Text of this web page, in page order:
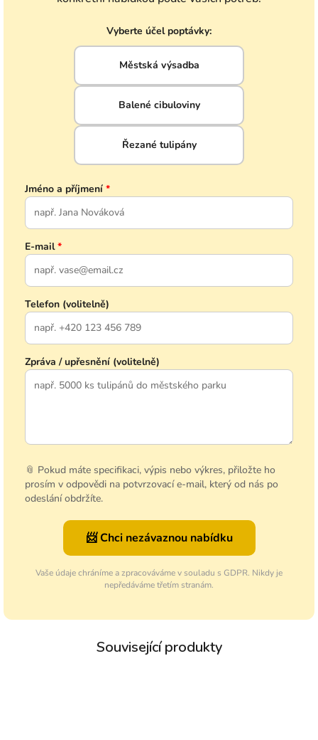
Vyberte účel poptávky:
Městská výsadba
Balené cibuloviny
Řezané tulipány
Jméno a příjmení *
E-mail*
Telefon (volitelně)
Zpráva / upřesnění (volitelně)
📎 Pokud máte specifikaci, výpis nebo výkres, přiložte ho
prosím v odpovědi na potvrzovací e-mail, který od nás po
odeslání obdržíte.
📨 Chci nezávaznou nabídku
Vaše údaje chráníme a zpracováváme v souladu s GDPR. Nikdy je
nepředáváme třetím stranám.